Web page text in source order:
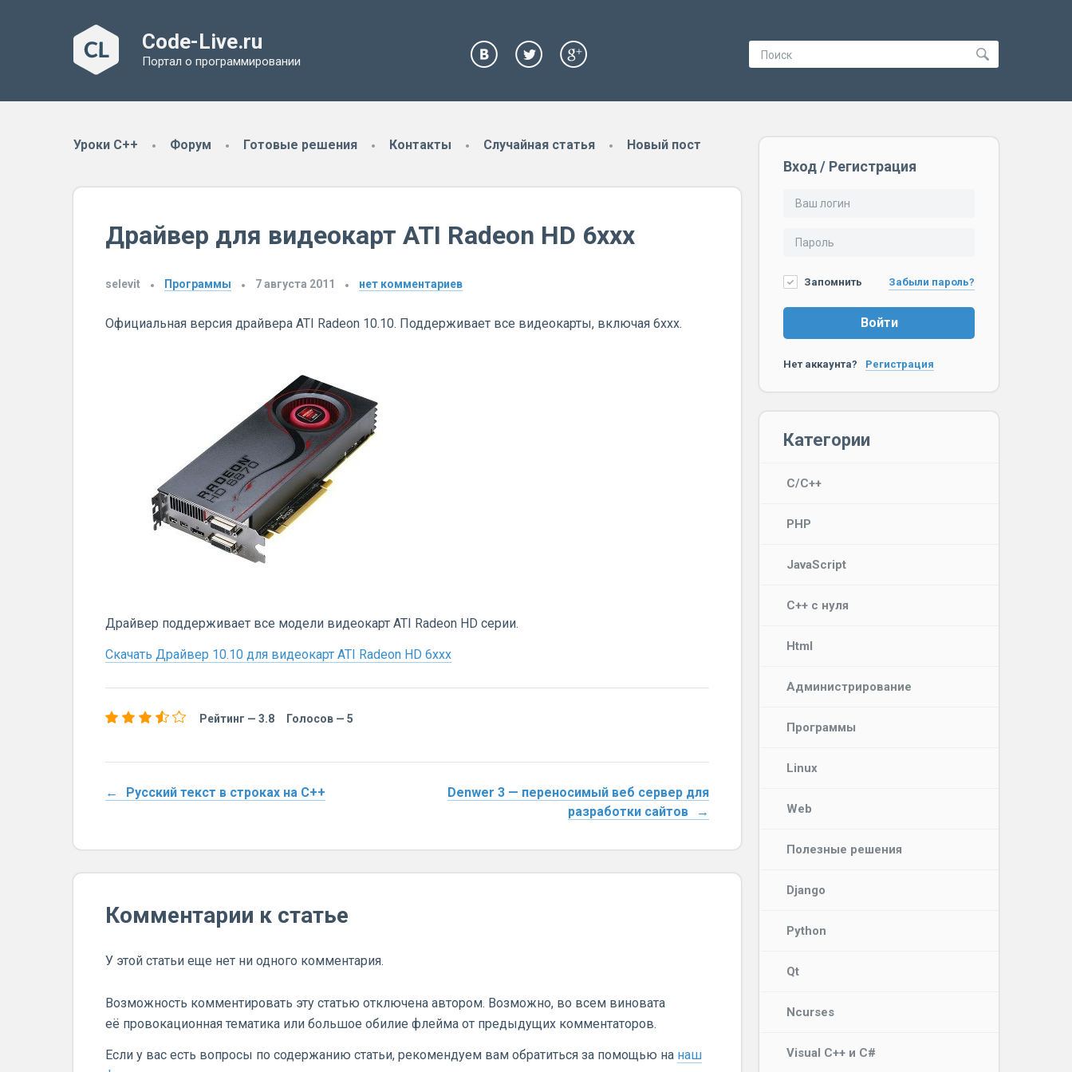
Code-Live.ru
Портал о программировании
Уроки C++ Форум Готовые решения Контакты Случайная статья Новый пост
Драйвер для видеокарт ATI Radeon HD 6xxx
selevit Программы 7 августа 2011 нет комментариев
Официальная версия драйвера ATI Radeon 10.10. Поддерживает все видеокарты, включая 6xxx.
Драйвер поддерживает все модели видеокарт ATI Radeon HD серии.
Скачать Драйвер 10.10 для видеокарт ATI Radeon HD 6xxx
Рейтинг — 3.8 Голосов — 5
Русский текст в строках на C++
Denwer 3 — переносимый веб сервер для
разработки сайтов
Комментарии к статье
У этой статьи еще нет ни одного комментария.
Возможность комментировать эту статью отключена автором. Возможно, во всем виновата
её провокационная тематика или большое обилие флейма от предыдущих комментаторов.
Если у вас есть вопросы по содержанию статьи, рекомендуем вам обратиться за помощью на наш
Вход / Регистрация
Запомнить Забыли пароль?
Войти
Нет аккаунта? Регистрация
Категории
C/C++
PHP
JavaScript
C++ с нуля
Html
Администрирование
Программы
Linux
Web
Полезные решения
Django
Python
Qt
Ncurses
Visual C++ и C#